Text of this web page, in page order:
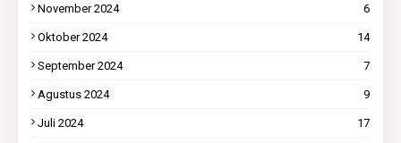
November 2024 6
Oktober 2024 14
September 2024 7
Agustus 2024 9
Juli 2024 17